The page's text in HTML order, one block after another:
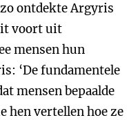
ontdekte Argyris
voort uit
mensen hun
‘De fundamentele
mensen bepaalde
hen vertellen hoe ze